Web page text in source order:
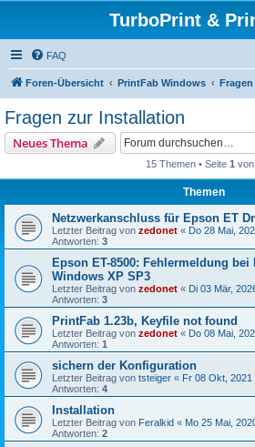
TurboPrint &
FAQ
Foren-Übersicht PrintFab Windows
Fragen zur Installation
Neues Thema
15 Themen • Seite 1 von
Themen
Netzwerkanschluss für Epson ET
Letzter Beitrag von zedonet « Do 28 Mai,
Antworten: 3
Epson ET-8500: Fehlermeldung
Windows XP SP3
Letzter Beitrag von zedonet « Di 03 Mär,
Antworten: 3
PrintFab 1.23b, Keyfile not found
Letzter Beitrag von zedonet « Do 08 Mai,
Antworten: 1
sichern der Konfiguration
Letzter Beitrag von tsteiger « Fr 08 Okt, 2021
Antworten: 4
Installation
Letzter Beitrag von Feralkid « Mo 25 Mai,
Antworten: 2